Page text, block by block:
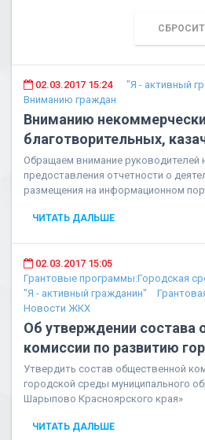
02.03.2017 15:24
"Я - активный
Вниманию граждан
Вниманию
благотворительных,
Обращаем внимание руководителей
предоставления отчетности о
размещения на информационном
ЧИТАТЬ ДАЛЬШЕ
02.03.2017 15:05
Грантовые программы:Городская
"Я - активный гражданин"
Новости ЖКХ
Об утверждении состава
комиссии по развитию
Утвердить состав общественной
городской среды муниципального
Шарыпово Красноярского края»
ЧИТАТЬ ДАЛЬШЕ